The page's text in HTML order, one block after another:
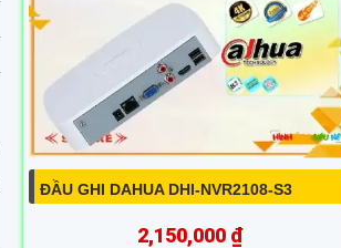
ĐẦU GHI DAHUA DHI-NVR2108-S3
2,150,000 ₫